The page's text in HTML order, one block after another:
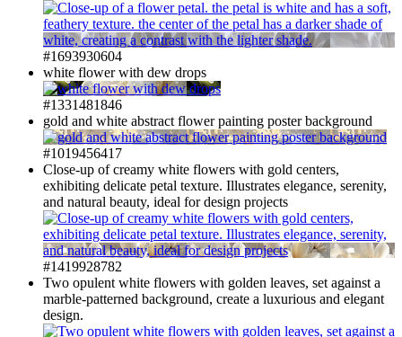
#1693930604
white flower with dew drops
#1331481846
gold and white abstract flower painting poster background
#1019456417
Close-up of creamy white flowers with gold centers,
exhibiting delicate petal texture. Illustrates elegance, serenity,
and natural beauty, ideal for design projects
#1419928782
Two opulent white flowers with golden leaves, set against a
marble-patterned background, create a luxurious and elegant
design.